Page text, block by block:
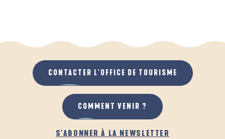
QUAND IL PLEUT
AU GRAND AIR
S'ABONNER À LA NEWSLETTER
CONTACTER L'OFFICE DE TOURISME
COMMENT VENIR ?